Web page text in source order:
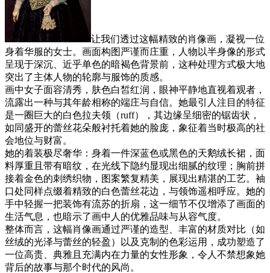
让我们透过这幅精致的肖像画，凝视一位
身着华服的女士。画面构图严谨而庄重，人物以半身像的形式
呈现于深沉、近乎单色的暗褐色背景前，这种处理方式极大地
突出了主体人物的轮廓与服饰的质感。
画中女子面容清秀，肤色白皙红润，眼神平静地直视着观者，
流露出一种与其年龄相称的端庄与自信。她最引人注目的特征
是一圈巨大的白色拉夫领（ruff），其边缘呈细密的锯齿状，
如同盛开的蕾丝花朵般衬托着她的脸庞，象征着当时极高的社
会地位与财富。
她的着装极尽奢华：身着一件深蓝色或黑色的天鹅绒长裙，面
料厚重且带有暗纹，在光线下隐约显现出细腻的纹理；胸前拼
接着金色的刺绣织物，图案繁复精美，展现出精湛的工艺。袖
口处同样点缀着精致的白色蕾丝花边，与领饰遥相呼应。她的
手中轻握一把装饰有流苏的折扇，这一细节不仅增添了画面的
生活气息，也暗示了画中人的优雅品味与从容气度。
整体而言，这幅肖像画通过严谨的造型、丰富的材质对比（如
丝绒的光泽与蕾丝的轻盈）以及克制的色彩运用，成功塑造了
一位高贵、典雅且充满内在力量的女性形象，令人不禁想象她
背后的故事与那个时代的风尚。